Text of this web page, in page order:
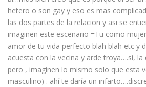
hetero o son gay y eso es mas
las dos partes de la relacion y asi se
imaginen este escenario =Tu como
amor de tu vida perfecto blah blah etc y
acuesta con la vecina y arde troya….si, la
pero , imaginen lo mismo solo que esta
masculino) . ahí te daría un